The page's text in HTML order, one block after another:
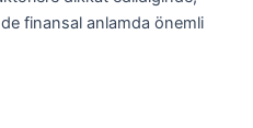
de finansal anlamda önemli